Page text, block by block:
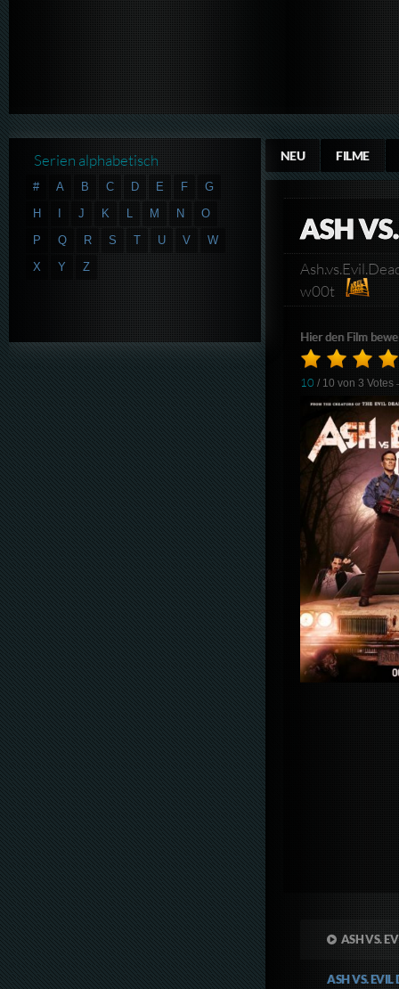
NEU FILME
ASH
w00t
Hier den Film
10 / 10 von3 Votes
ASH VS.
ASH VS. EVIL
Serien alphabetisch
# A B C D E F
G
H
I J K L M N
O
P
Q R S T U V
W
X
Y Z